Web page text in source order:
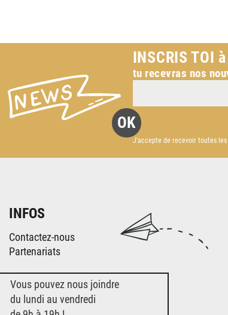
INSCRIS TOI
tu recevras nos
J’accepte de recevoir toutes
INFOS
Contactez-nous
Partenariats
Vous pouvez nous joindre
du lundi au vendredi